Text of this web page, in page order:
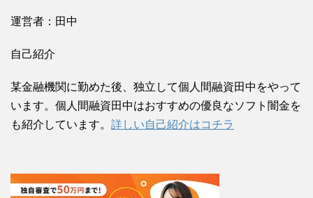
運営者：田中
自己紹介
某金融機関に勤めた後、独立して個人間融資田中をやって
います。個人間融資田中はおすすめの優良なソフト闇金を
も紹介しています。 詳しい自己紹介はコチラ